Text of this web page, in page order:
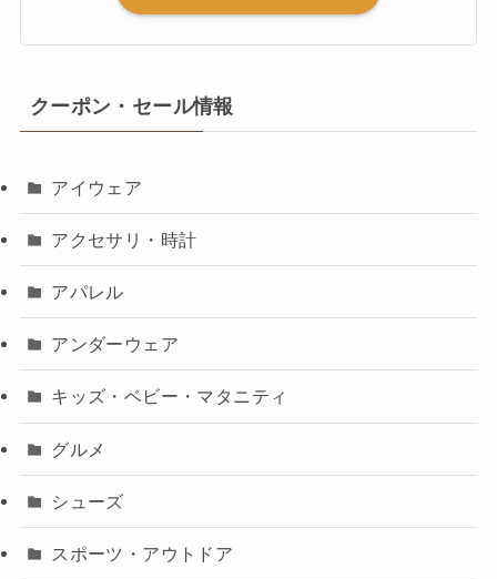
クーポン・セール情報
アイウェア
アクセサリ・時計
アパレル
アンダーウェア
キッズ・ベビー・マタニティ
グルメ
シューズ
スポーツ・アウトドア